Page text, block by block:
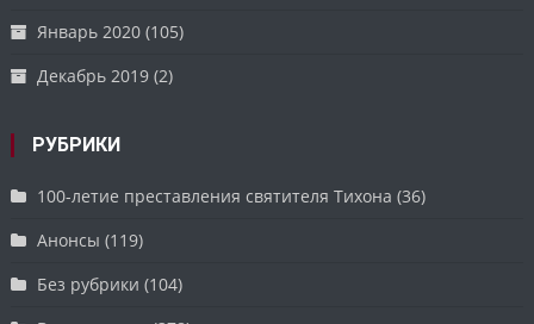
Январь 2020 (105)
Декабрь 2019 (2)
РУБРИКИ
100-летие преставления святителя Тихона (36)
Анонсы (119)
Без рубрики (104)